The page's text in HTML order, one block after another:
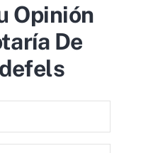
Opinión
De